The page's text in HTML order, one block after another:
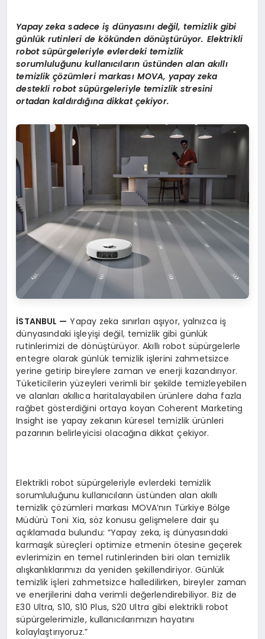
Yapay zeka sadece işdünyasını değil, temizlik gibi
günlük rutinleri de kökünden dönüştürüyor. Elektrikli
robot süpürgeleriyle evlerdeki temizlik
sorumluluğunu kullanıcılarınüstünden alan akıllı
temizlikçözümleri markası MOVA, yapay zeka
destekli robot süpürgeleriyle temizlik stresini
ortadan kaldırdığına dikkat çekiyor.
İSTANBUL — Yapay zeka sınırları aşıyor, yalnızca iş
dünyasındaki işleyişi değil, temizlik gibi günlük
rutinlerimizi de dönüştürüyor. Akıllı robot süpürgelerle
entegre olarak günlük temizlik işlerini zahmetsizce
yerine getirip bireylere zaman ve enerji kazandırıyor.
Tüketicilerin yüzeyleri verimli bir şekilde temizleyebilen
ve alanları akıllıca haritalayabilen ürünlere daha fazla
rağbet gösterdiğini ortaya koyan Coherent Marketing
Insight ise yapay zekanın küresel temizlik ürünleri
pazarının belirleyicisi olacağına dikkat çekiyor.
Elektrikli robot süpürgeleriyle evlerdeki temizlik
sorumluluğunu kullanıcıların üstünden alan akıllı
temizlik çözümleri markası MOVA’nın Türkiye Bölge
Müdürü Toni Xia, söz konusu gelişmelere dair şu
açıklamada bulundu: “Yapay zeka, iş dünyasındaki
karmaşık süreçleri optimize etmenin ötesine geçerek
evlerimizin en temel rutinlerinden biri olan temizlik
alışkanlıklarımızı da yeniden şekillendiriyor. Günlük
temizlik işleri zahmetsizce halledilirken, bireyler zaman
ve enerjilerini daha verimli değerlendirebiliyor. Biz de
E30 Ultra, S10, S10 Plus, S20 Ultra gibi elektrikli robot
süpürgelerimizle, kullanıcılarımızın hayatını
kolaylaştırıyoruz.”